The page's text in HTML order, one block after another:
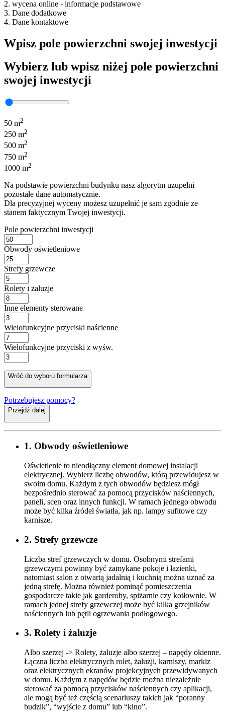
2. wycena online - informacje podstawowe
3. Dane dodatkowe
4. Dane kontaktowe
Wpisz pole powierzchni swojej inwestycji
Wybierz lub wpisz niżej pole powierzchni
swojej inwestycji
50 m2
250 m2
500 m2
750 m2
1000 m2
Na podstawie powierzchni budynku nasz algorytm uzupełni
pozostałe dane automatycznie.
Dla precyzyjnej wyceny możesz uzupełnić je sam zgodnie ze
stanem faktycznym Twojej inwestycji.
Pole powierzchni inwestycji
Obwody oświetleniowe
Strefy grzewcze
Rolety i żaluzje
Inne elementy sterowane
Wielofunkcyjne przyciski naścienne
Wielofunkcyjne przyciski z wyśw.
Wróć do wyboru formularza
Potrzebujesz pomocy?
Przejdź dalej
1. Obwody oświetleniowe
Oświetlenie to nieodłączny element domowej instalacji
elektrycznej. Wybierz liczbę obwodów, którą przewidujesz w
swoim domu. Każdym z tych obwodów będziesz mógł
bezpośrednio sterować za pomocą przycisków naściennych,
paneli, scen oraz innych funkcji. W ramach jednego obwodu
może być kilka źródeł światła, jak np. lampy sufitowe czy
karnisze.
2. Strefy grzewcze
Liczba stref grzewczych w domu. Osobnymi strefami
grzewczymi powinny być zamykane pokoje i łazienki,
natomiast salon z otwartą jadalnią i kuchnią można uznać za
jedną strefę. Można również pominąć pomieszczenia
gospodarcze takie jak garderoby, spiżarnie czy kotłownie. W
ramach jednej strefy grzewczej może być kilka grzejników
naściennych lub pętli ogrzewania podłogowego.
3. Rolety i żaluzje
Albo szerzej -> Rolety, żaluzje albo szerzej – napędy okienne.
Łączna liczba elektrycznych rolet, żaluzji, karniszy, markiz
oraz elektrycznych ekranów projekcyjnych przewidywanych
w domu. Każdym z napędów będzie można niezależnie
sterować za pomocą przycisków naściennych czy aplikacji,
ale mogą być też częścią scenariuszy takich jak “poranny
budzik”, “wyjście z domu” lub “kino”.